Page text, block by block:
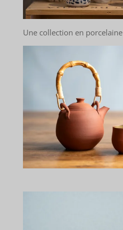
Une collection en porcelaine